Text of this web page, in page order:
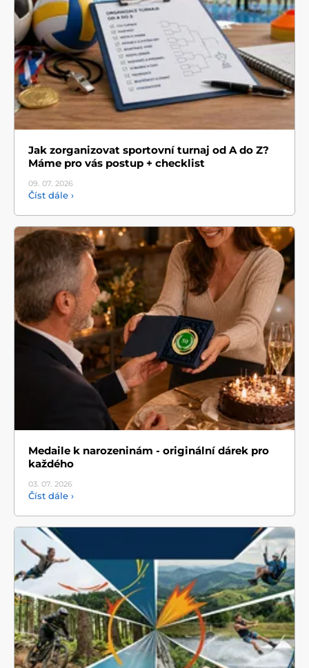
Jak zorganizovat sportovní turnaj od A do Z?
Máme pro vás postup + checklist
09. 07. 2026
Číst dále ›
Medaile k narozeninám - originální dárek pro
každého
03. 07. 2026
Číst dále ›